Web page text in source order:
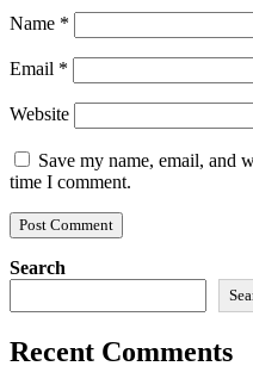
Name *
Email *
Website
Save my name, email, and
time I comment.
Search
Recent Comments